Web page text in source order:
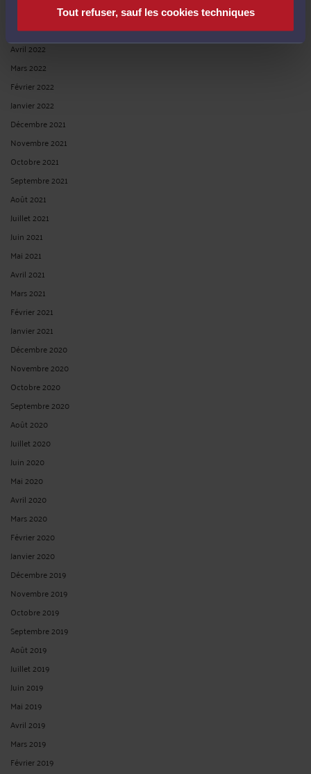
Tout refuser, sauf les cookies techniques
Mai 2022
Avril 2022
Mars 2022
Février 2022
Janvier 2022
Décembre 2021
Novembre 2021
Octobre 2021
Septembre 2021
Août 2021
Juillet 2021
Juin 2021
Mai 2021
Avril 2021
Mars 2021
Février 2021
Janvier 2021
Décembre 2020
Novembre 2020
Octobre 2020
Septembre 2020
Août 2020
Juillet 2020
Juin 2020
Mai 2020
Avril 2020
Mars 2020
Février 2020
Janvier 2020
Décembre 2019
Novembre 2019
Octobre 2019
Septembre 2019
Août 2019
Juillet 2019
Juin 2019
Mai 2019
Avril 2019
Mars 2019
Février 2019